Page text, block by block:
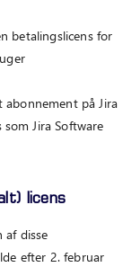
betalingslicens for
på Jira
Jira Software
licens
af disse
efter 2. februar